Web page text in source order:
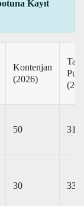
Kayıt
Kontenjan
(2026)
50
30